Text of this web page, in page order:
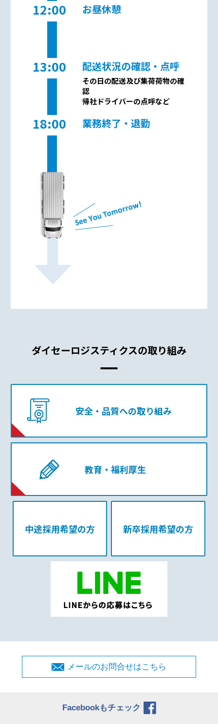
12:00 お昼休憩
13:00 配送状況の確認・点呼
その日の配送及び集荷荷物の確
認
帰社ドライバーの点呼など
18:00 業務終了・退勤
ダイセーロジスティクスの取り組み
安全・品質への取り組み
教育・福利厚生
中途採用希望の方 新卒採用希望の方
メールのお問合せはこちら
Facebookもチェック